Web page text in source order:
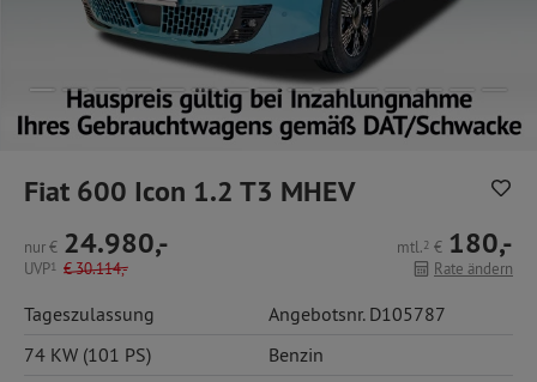
Fiat 600 Icon 1.2 T3 MHEV
nur€ 24.980,-
UVP1 €30.114,-
mtl.2 € 180,-
Rate ändern
Tageszulassung
Angebotsnr. D105787
74 KW (101 PS)
Benzin